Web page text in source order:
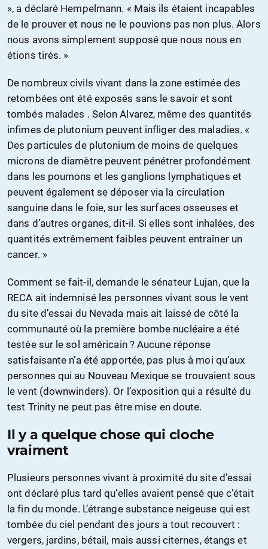
», a déclaré Hempelmann. « Mais ils étaient incapables
de le prouver et nous ne le pouvions pas non plus. Alors
nous avons simplement supposé que nous nous en
étions tirés. »
De nombreux civils vivant dans la zone estimée des
retombées ont été exposés sans le savoir et sont
tombés malades . Selon Alvarez, même des quantités
infimes de plutonium peuvent infliger des maladies. «
Des particules de plutonium de moins de quelques
microns de diamètre peuvent pénétrer profondément
dans les poumons et les ganglions lymphatiques et
peuvent également se déposer via la circulation
sanguine dans le foie, sur les surfaces osseuses et
dans d’autres organes, dit-il. Si elles sont inhalées, des
quantités extrêmement faibles peuvent entraîner un
cancer. »
Comment se fait-il, demande le sénateur Lujan, que la
RECA ait indemnisé les personnes vivant sous le vent
du site d’essai du Nevada mais ait laissé de côté la
communauté où la première bombe nucléaire a été
testée sur le sol américain ? Aucune réponse
satisfaisante n’a été apportée, pas plus à moi qu’aux
personnes qui au Nouveau Mexique se trouvaient sous
le vent (downwinders). Or l’exposition qui a résulté du
test Trinity ne peut pas être mise en doute.
Il y a quelque chose qui cloche
vraiment
Plusieurs personnes vivant à proximité du site d’essai
ont déclaré plus tard qu’elles avaient pensé que c’était
la fin du monde. L’étrange substance neigeuse qui est
tombée du ciel pendant des jours a tout recouvert :
vergers, jardins, bétail, mais aussi citernes, étangs et